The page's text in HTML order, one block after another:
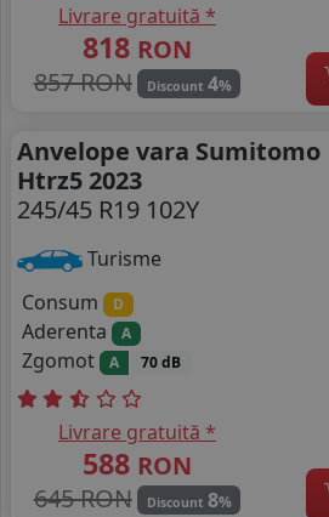
Livrare gratuită *
818 RON
857 RON
Discount 4%
Anvelope vara Sumitomo
Htrz5 2023
245/45 R19 102Y
Turisme
Consum
D
Aderenta A
Zgomot A 70 dB
Livrare gratuită *
588 RON
645 RON
Discount 8%